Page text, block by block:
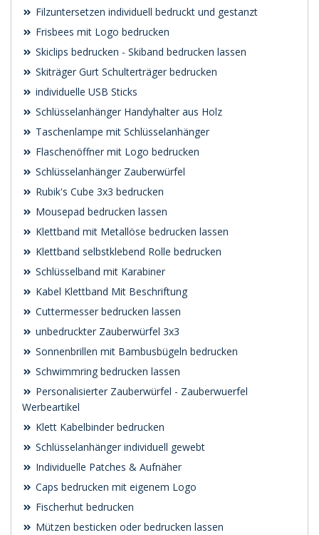
Filzuntersetzen individuell bedruckt und gestanzt
Frisbees mit Logo bedrucken
Skiclips bedrucken - Skiband bedrucken lassen
Skiträger Gurt Schulterträger bedrucken
individuelle USB Sticks
Schlüsselanhänger Handyhalter aus Holz
Taschenlampe mit Schlüsselanhänger
Flaschenöffner mit Logo bedrucken
Schlüsselanhänger Zauberwürfel
Rubik's Cube 3x3 bedrucken
Mousepad bedrucken lassen
Klettband mit Metallöse bedrucken lassen
Klettband selbstklebend Rolle bedrucken
Schlüsselband mit Karabiner
Kabel Klettband Mit Beschriftung
Cuttermesser bedrucken lassen
unbedruckter Zauberwürfel 3x3
Sonnenbrillen mit Bambusbügeln bedrucken
Schwimmring bedrucken lassen
Personalisierter Zauberwürfel - Zauberwuerfel
Werbeartikel
Klett Kabelbinder bedrucken
Schlüsselanhänger individuell gewebt
Individuelle Patches & Aufnäher
Caps bedrucken mit eigenem Logo
Fischerhut bedrucken
Mützen besticken oder bedrucken lassen